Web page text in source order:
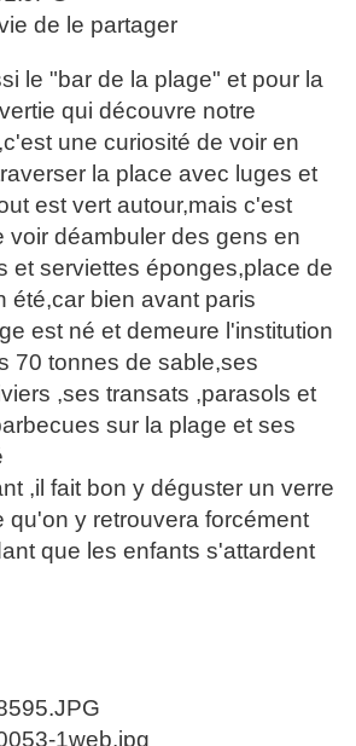
de le partager
le "bar de la plage" et pour la
qui découvre notre
une curiosité de voir en
la place avec luges et
est vert autour,mais c'est
voir déambuler des gens en
et serviettes éponges,place de
été,car bien avant paris
est né et demeure l'institution
70 tonnes de sable,ses
,ses transats ,parasols et
sur la plage et ses
,il fait bon y déguster un verre
qu'on y retrouvera forcément
que les enfants s'attardent